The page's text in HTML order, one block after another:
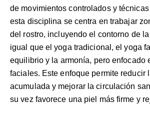
de movimientos controlados y
esta disciplina se centra en trabajar
del rostro, incluyendo el contorno de la
igual que el yoga tradicional, el yoga
equilibrio y la armonía, pero enfocado
faciales. Este enfoque permite reducir
acumulada y mejorar la circulación
su vez favorece una piel más firme y